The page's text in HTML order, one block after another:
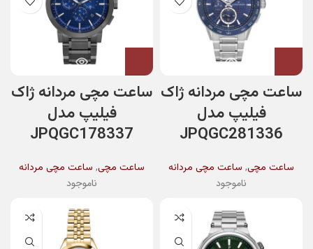
ساعت مچی مردانه ژاک
فیلیپ مدل
JPQGC281336
ساعت مچی, ساعت مچی مردانه
ناموجود
ساعت مچی مردانه ژاک
فیلیپ مدل
JPQGC178337
ساعت مچی, ساعت مچی مردانه
ناموجود